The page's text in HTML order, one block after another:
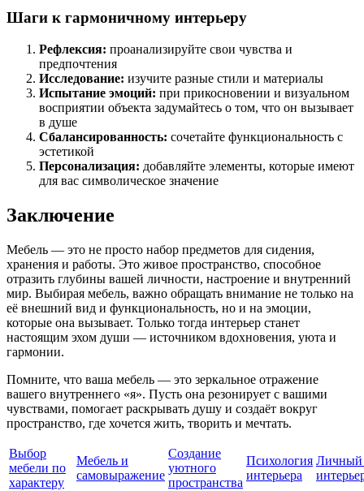
Шаги к гармоничному интерьеру
Рефлексия: проанализируйте свои чувства и
предпочтения
Исследование: изучите разные стили и материалы
Испытание эмоций: при прикосновении и визуальном
восприятии объекта задумайтесь о том, что он вызывает
в душе
Сбалансированность: сочетайте функциональность с
эстетикой
Персонализация: добавляйте элементы, которые имеют
для вас символическое значение
Заключение
Мебель — это не просто набор предметов для сидения,
хранения и работы. Это живое пространство, способное
отразить глубины вашей личности, настроение и внутренний
мир. Выбирая мебель, важно обращать внимание не только на
её внешний вид и функциональность, но и на эмоции,
которые она вызывает. Только тогда интерьер станет
настоящим эхом души — источником вдохновения, уюта и
гармонии.
Помните, что ваша мебель — это зеркальное отражение
вашего внутреннего «я». Пусть она резонирует с вашими
чувствами, помогает раскрывать душу и создаёт вокруг
пространство, где хочется жить, творить и мечтать.
Выбор
мебели по
характеру
Мебель и
самовыражение
Создание
уютного
пространства
Психология
интерьера
Личный